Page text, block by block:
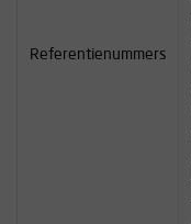
Referentienummers